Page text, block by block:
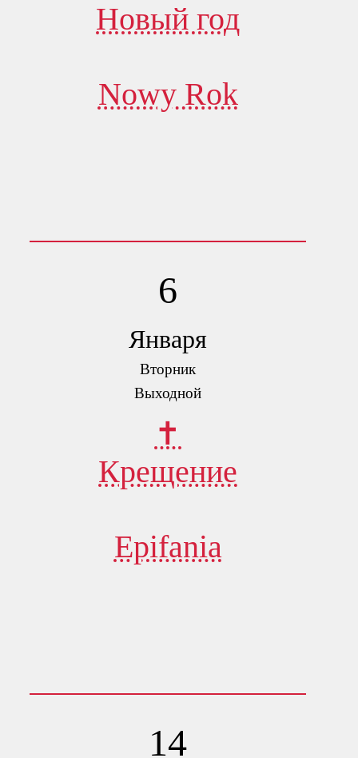
Новый год
Nowy Rok
6
Января
Вторник
Выходной
✝
Крещение
Epifania
14